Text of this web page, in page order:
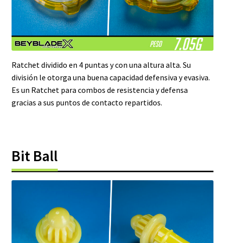
Ratchet dividido en 4 puntas y con una altura alta. Su
división le otorga una buena capacidad defensiva y evasiva.
Es un Ratchet para combos de resistencia y defensa
gracias a sus puntos de contacto repartidos.
Bit Ball